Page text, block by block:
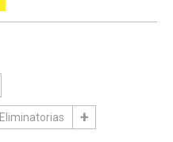
Eliminatorias